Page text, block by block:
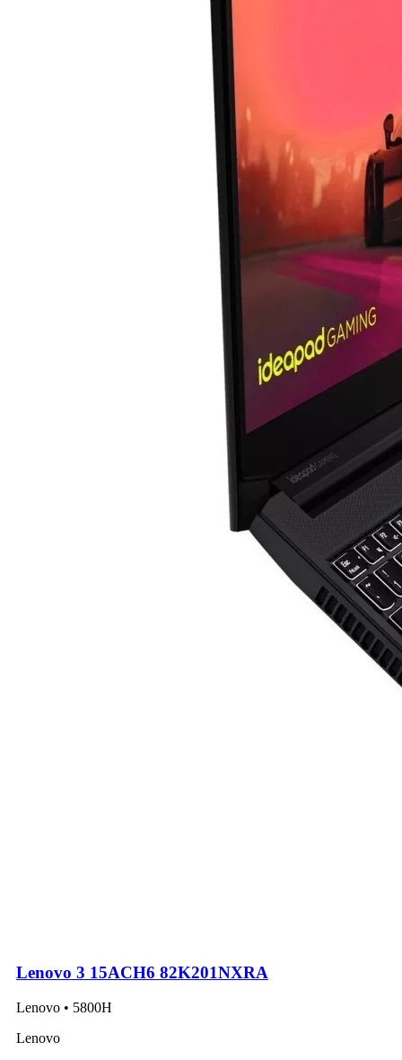
Lenovo 3 15ACH6 82K201NXRA
Lenovo • 5800H
Lenovo